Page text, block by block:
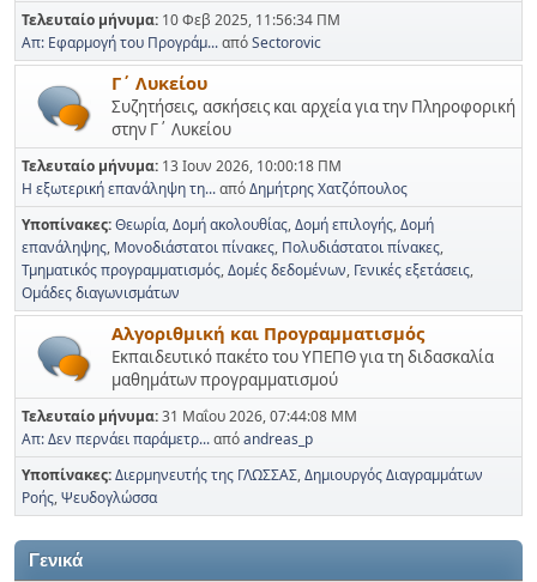
Τελευταίο μήνυμα: 10 Φεβ 2025, 11:56:34 ΠΜ
Απ: Εφαρμογή του Προγράμ...απόSectorovic
Γ΄ Λυκείου
Συζητήσεις, ασκήσεις και αρχεία για την Πληροφορική
στην Γ΄ Λυκείου
Τελευταίο μήνυμα: 13 Ιουν 2026, 10:00:18 ΠΜ
Η εξωτερική επανάληψη τη...απόΔημήτρης Χατζόπουλος
Υποπίνακες Θεωρία Δομή ακολουθίας Δομή επιλογής Δομή
επανάληψης Μονοδιάστατοι πίνακες Πολυδιάστατοι πίνακες
Τμηματικός προγραμματισμός Δομές δεδομένων Γενικές εξετάσεις
Ομάδες διαγωνισμάτων
Αλγοριθμική και Προγραμματισμός
Εκπαιδευτικό πακέτο του ΥΠΕΠΘ για τη διδασκαλία
μαθημάτων προγραμματισμού
Τελευταίο μήνυμα:31 Μαΐου 2026, 07:44:08 ΜΜ
Απ: Δεν περνάει παράμετρ...απόandreas_p
Υποπίνακες Διερμηνευτής της ΓΛΩΣΣΑΣ Δημιουργός Διαγραμμάτων
Ροής Ψευδογλώσσα
Γενικά